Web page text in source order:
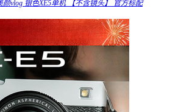
颜vlog 银色XE5单机 【不含镜头】 官方标配